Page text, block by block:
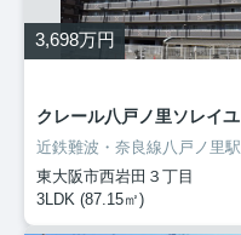
3,698万円
クレール八戸ノ里ソレイユ
東大阪市西岩田３丁目
3LDK (87.15㎡)